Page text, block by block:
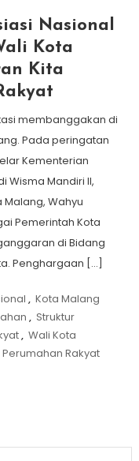
Nasional
Kota
Kita
membanggakan di
Pada peringatan
Kementerian
Wisma Mandiri II,
Malang, Wahyu
Pemerintah Kota
di Bidang
Penghargaan […]
, Kota Malang
, Struktur
, Wali Kota
Rakyat